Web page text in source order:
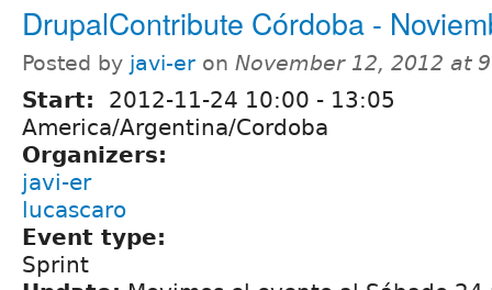
DrupalContribute Córdoba -
Posted by javi-er on November 12, 2012 at
Start: 2012-11-24 10:00 - 13:05
America/Argentina/Cordoba
Organizers:
javi-er
lucascaro
Event type:
Sprint